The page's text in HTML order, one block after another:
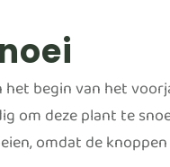
het begin van het
om deze plant te
omdat de